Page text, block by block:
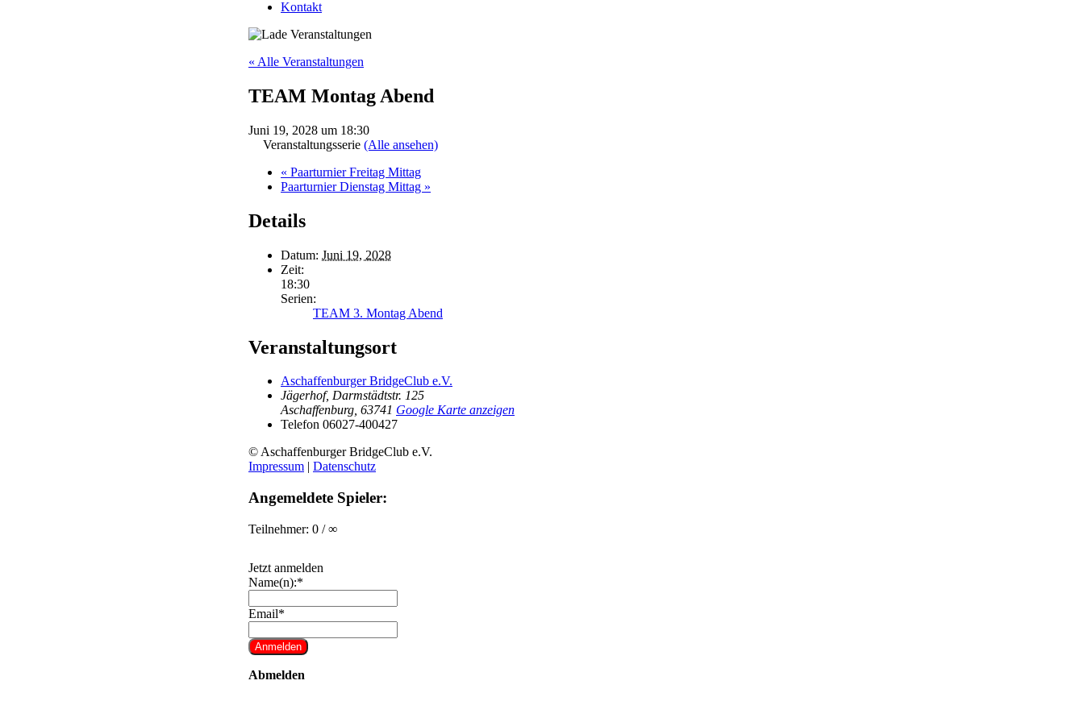
Kontakt
« Alle Veranstaltungen
TEAM Montag Abend
Juni 19, 2028 um 18:30
Veranstaltungsserie (Alle ansehen)
« Paarturnier Freitag Mittag
Paarturnier Dienstag Mittag »
Details
Datum: Juni 19, 2028
Zeit:
18:30
Serien:
TEAM 3. Montag Abend
Veranstaltungsort
Aschaffenburger BridgeClub e.V.
Jägerhof, Darmstädtstr. 125
Aschaffenburg, 63741 Google Karte anzeigen
Telefon 06027-400427
© Aschaffenburger BridgeClub e.V.
Impressum | Datenschutz
Angemeldete Spieler:
Teilnehmer: 0 / ∞
Jetzt anmelden
Name(n):*
Email*
Abmelden